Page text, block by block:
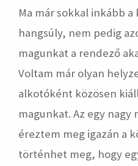
Ma már sokkal inkább a
hangsúly, nem pedig
magunkat a rendező
Voltam már olyan
alkotóként közösen
magunkat. Az egy
éreztem meg igazán a
történhet meg, hogy